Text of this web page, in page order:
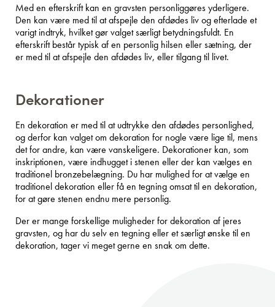
Med en efterskrift kan en gravsten personliggøres yderligere.
Den kan være med til at afspejle den afdødes liv og efterlade et
varigt indtryk, hvilket gør valget særligt betydningsfuldt. En
efterskrift består typisk af en personlig hilsen eller sætning, der
er med til at afspejle den afdødes liv, eller tilgang til livet.
Dekorationer
En dekoration er med til at udtrykke den afdødes personlighed,
og derfor kan valget om dekoration for nogle være lige til, mens
det for andre, kan være vanskeligere. Dekorationer kan, som
inskriptionen, være indhugget i stenen eller der kan vælges en
traditionel bronzebelægning. Du har mulighed for at vælge en
traditionel dekoration eller få en tegning omsat til en dekoration,
for at gøre stenen endnu mere personlig.
Der er mange forskellige muligheder for dekoration af jeres
gravsten, og har du selv en tegning eller et særligt ønske til en
dekoration, tager vi meget gerne en snak om dette.